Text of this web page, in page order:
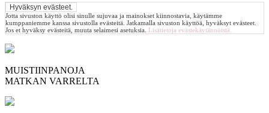
Jotta sivuston käyttö olisi sinulle sujuvaa ja mainokset kiinnostavia, käytämme
kumppaniemme kanssa sivustolla evästeitä. Jatkamalla sivuston käyttöä, hyväksyt evästeet.
Jos et hyväksy evästeitä, muuta selaimesi asetuksia. Lisätietoja evästekäytännöistä.
MUISTIINPANOJA
MATKAN VARRELTA